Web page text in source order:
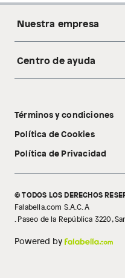
Nuestra empresa
Acerca de nosotros
Tecnología Pillow Walk
Centro de ayuda
Libro de
Términos y condiciones
Política de Cookies
Política de Privacidad
© TODOS LOS DERECHOS
Falabella.com S.A.C. A
. Paseo de la República 3220,
Powered by